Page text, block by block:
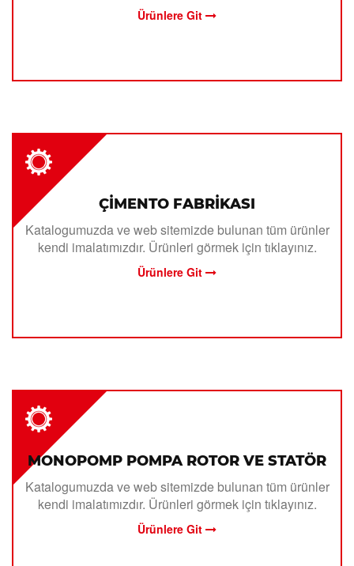
Ürünlere Git
ÇİMENTO FABRİKASI
Katalogumuzda ve web sitemizde bulunan tüm ürünler
kendi imalatımızdır. Ürünleri görmek için tıklayınız.
Ürünlere Git
MONOPOMP POMPA ROTOR VE STATÖR
Katalogumuzda ve web sitemizde bulunan tüm ürünler
kendi imalatımızdır. Ürünleri görmek için tıklayınız.
Ürünlere Git